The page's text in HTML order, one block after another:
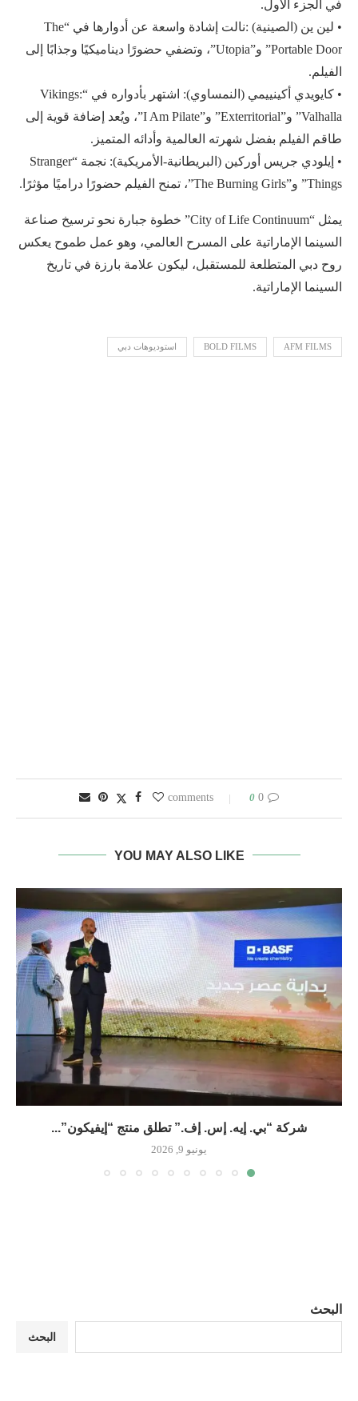
في الجزء الأول.
• لين ين (الصينية) :نالت إشادة واسعة عن أدوارها في “The
Portable Door” و”Utopia”، وتضفي حضورًا ديناميكيًا وجذابًا إلى
الفيلم.
• كايويدي أكينييمي (النمساوي): اشتهر بأدواره في “Vikings:
Valhalla” و”Exterritorial” و”I Am Pilate”، ويُعد إضافة قوية إلى
طاقم الفيلم بفضل شهرته العالمية وأدائه المتميز.
• إيلودي جريس أوركين (البريطانية-الأمريكية): نجمة “Stranger
Things” و”The Burning Girls”، تمنح الفيلم حضورًا دراميًا مؤثرًا.
يمثل “City of Life Continuum” خطوة جبارة نحو ترسيخ صناعة
السينما الإماراتية على المسرح العالمي، وهو عمل طموح يعكس
روح دبي المتطلعة للمستقبل، ليكون علامة بارزة في تاريخ
السينما الإماراتية.
AFM FILMS
BOLD FILMS استوديوهات دبي
0 comments
0
YOU MAY ALSO LIKE
شركة “بي. إيه. إس. إف.” تطلق منتج “إيفيكون”...
يونيو 9, 2026
البحث
البحث